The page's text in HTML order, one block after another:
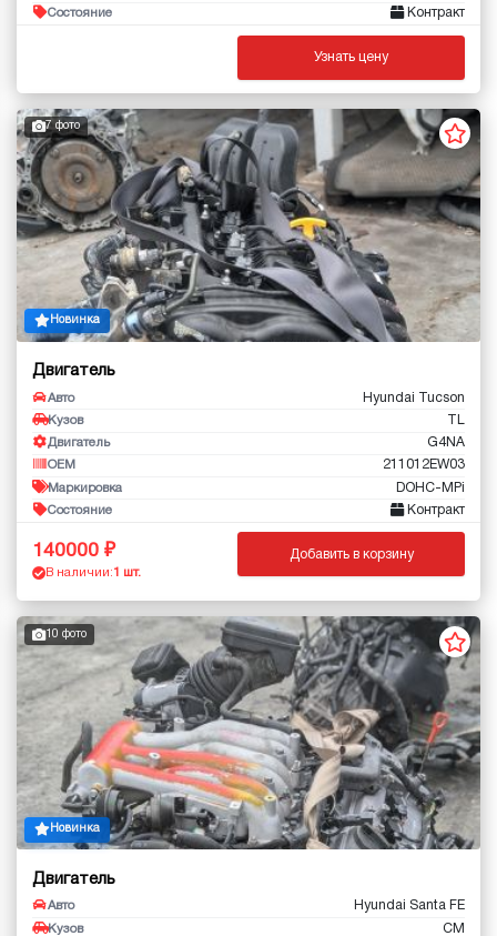
Состояние Контракт
Узнать цену
7 фото
Новинка
Двигатель
Авто Hyundai Tucson
Кузов
Двигатель G4NA
OEM 211012EW03
Маркировка DOHC-MPi
Состояние Контракт
140000
В наличии: 1 шт.
Добавить в корзину
10 фото
Новинка
Двигатель
Авто Hyundai Santa FE
Кузов CM